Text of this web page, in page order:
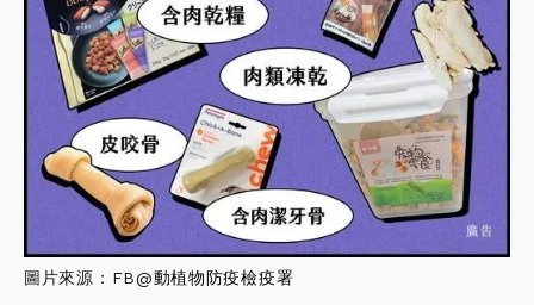
圖片來源：FB@動植物防疫檢疫署